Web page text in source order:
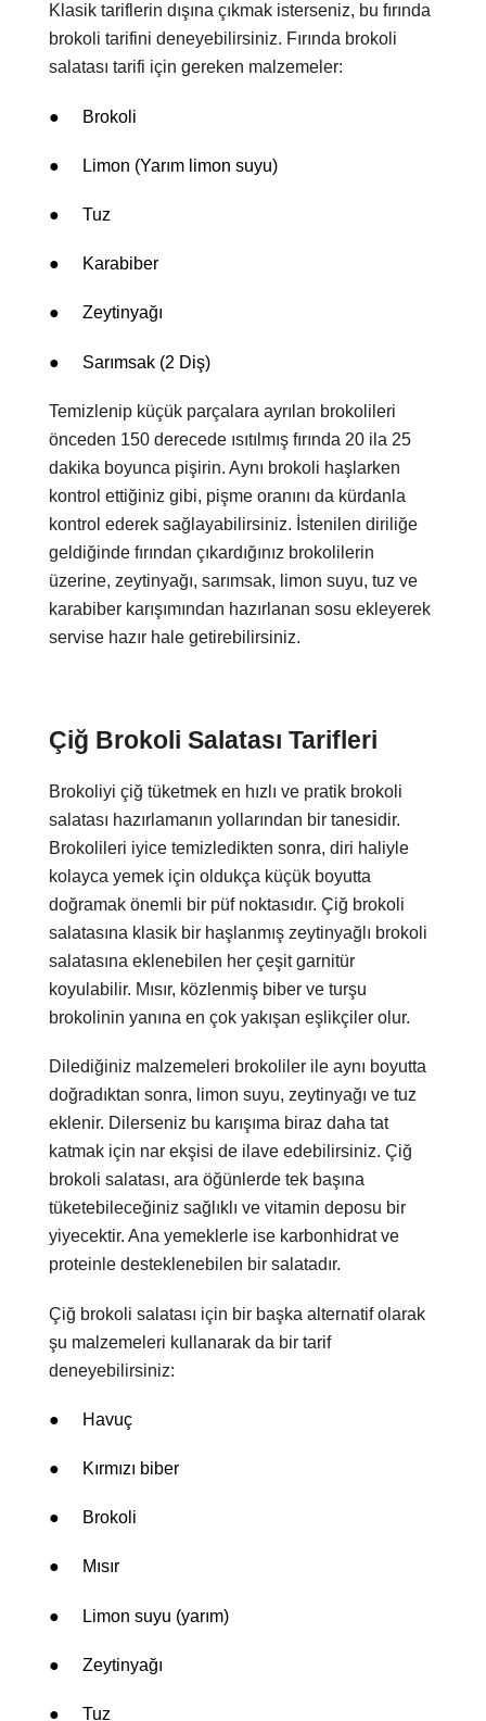
Klasik tariflerin dışına çıkmak isterseniz, bu fırında
brokoli tarifini deneyebilirsiniz. Fırında brokoli
salatası tarifi için gereken malzemeler:
● Brokoli
● Limon (Yarım limon suyu)
● Tuz
● Karabiber
● Zeytinyağı
● Sarımsak (2 Diş)
Temizlenip küçük parçalara ayrılan brokolileri
önceden 150 derecede ısıtılmış fırında 20 ila 25
dakika boyunca pişirin. Aynı brokoli haşlarken
kontrol ettiğiniz gibi, pişme oranını da kürdanla
kontrol ederek sağlayabilirsiniz. İstenilen diriliğe
geldiğinde fırından çıkardığınız brokolilerin
üzerine, zeytinyağı, sarımsak, limon suyu, tuz ve
karabiber karışımından hazırlanan sosu ekleyerek
servise hazır hale getirebilirsiniz.
Çiğ Brokoli Salatası Tarifleri
Brokoliyi çiğ tüketmek en hızlı ve pratik brokoli
salatası hazırlamanın yollarından bir tanesidir.
Brokolileri iyice temizledikten sonra, diri haliyle
kolayca yemek için oldukça küçük boyutta
doğramak önemli bir püf noktasıdır. Çiğ brokoli
salatasına klasik bir haşlanmış zeytinyağlı brokoli
salatasına eklenebilen her çeşit garnitür
koyulabilir. Mısır, közlenmiş biber ve turşu
brokolinin yanına en çok yakışan eşlikçiler olur.
Dilediğiniz malzemeleri brokoliler ile aynı boyutta
doğradıktan sonra, limon suyu, zeytinyağı ve tuz
eklenir. Dilerseniz bu karışıma biraz daha tat
katmak için nar ekşisi de ilave edebilirsiniz. Çiğ
brokoli salatası, ara öğünlerde tek başına
tüketebileceğiniz sağlıklı ve vitamin deposu bir
yiyecektir. Ana yemeklerle ise karbonhidrat ve
proteinle desteklenebilen bir salatadır.
Çiğ brokoli salatası için bir başka alternatif olarak
şu malzemeleri kullanarak da bir tarif
deneyebilirsiniz:
● Havuç
● Kırmızı biber
● Brokoli
● Mısır
● Limon suyu (yarım)
● Zeytinyağı
● Tuz